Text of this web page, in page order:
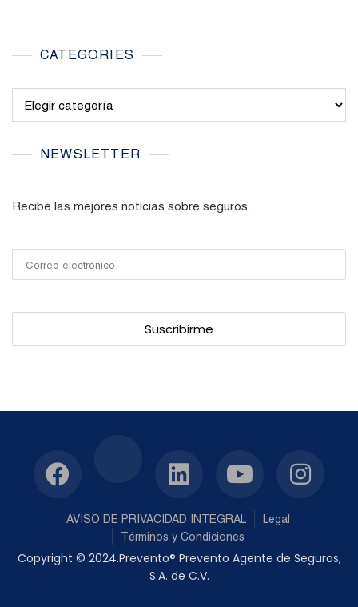
CATEGORIES
NEWSLETTER
Recibe las mejores noticias sobre seguros.
AVISO DE PRIVACIDAD INTEGRAL
Legal
Términos y Condiciones
Copyright © 2024.Prevento® Prevento Agente de Seguros,
S.A. de C.V.